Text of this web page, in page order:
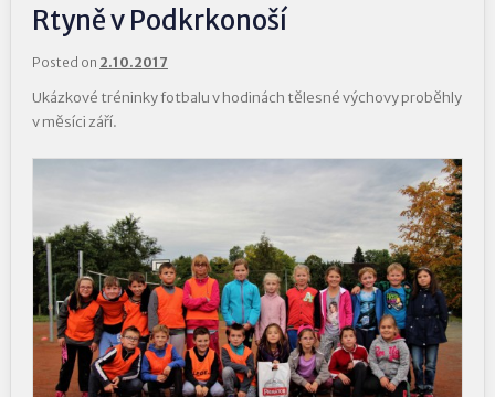
Rtyně v Podkrkonoší
Posted on 2.10.2017
Ukázkové tréninky fotbalu v hodinách tělesné výchovy proběhly
v měsíci září.